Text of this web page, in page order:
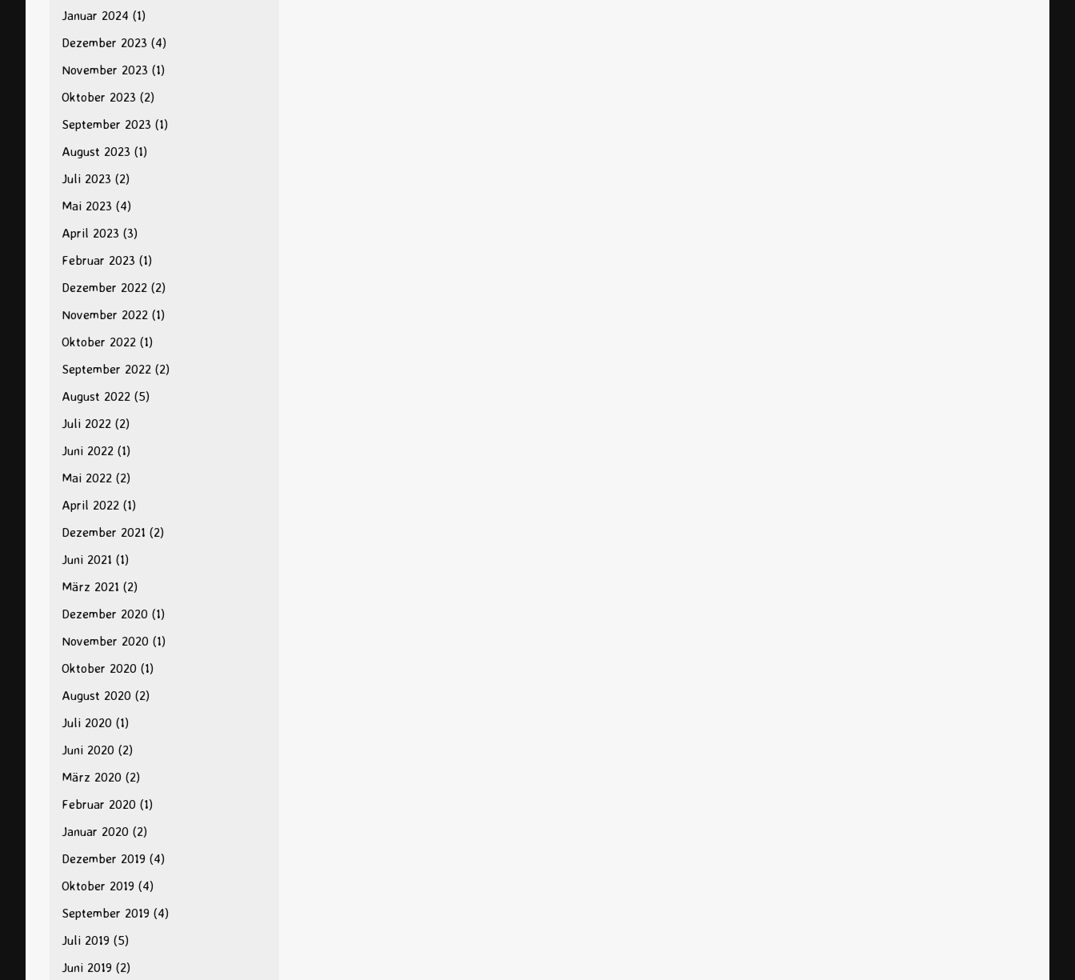
Januar 2024 (1)
Dezember 2023 (4)
November 2023 (1)
Oktober 2023 (2)
September 2023 (1)
August 2023 (1)
Juli 2023 (2)
Mai 2023 (4)
April 2023 (3)
Februar 2023 (1)
Dezember 2022 (2)
November 2022 (1)
Oktober 2022 (1)
September 2022 (2)
August 2022 (5)
Juli 2022 (2)
Juni 2022 (1)
Mai 2022 (2)
April 2022 (1)
Dezember 2021 (2)
Juni 2021 (1)
März 2021 (2)
Dezember 2020 (1)
November 2020 (1)
Oktober 2020 (1)
August 2020 (2)
Juli 2020 (1)
Juni 2020 (2)
März 2020 (2)
Februar 2020 (1)
Januar 2020 (2)
Dezember 2019 (4)
Oktober 2019 (4)
September 2019 (4)
Juli 2019 (5)
Juni 2019 (2)